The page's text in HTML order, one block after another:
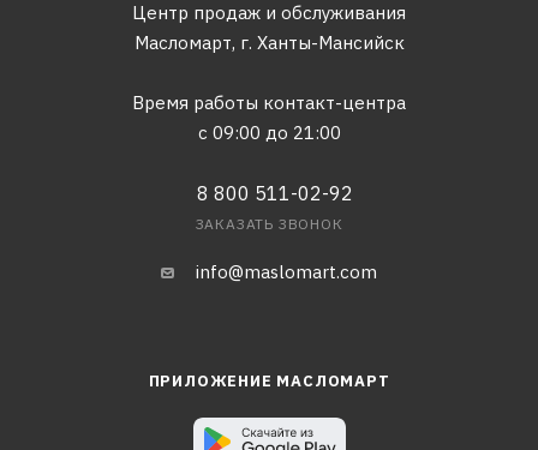
Центр продаж и обслуживания
Масломарт, г. Ханты-Мансийск
Время работы контакт-центра
с 09:00 до 21:00
8 800 511-02-92
ЗАКАЗАТЬ ЗВОНОК
info@maslomart.com
ПРИЛОЖЕНИЕ МАСЛОМАРТ